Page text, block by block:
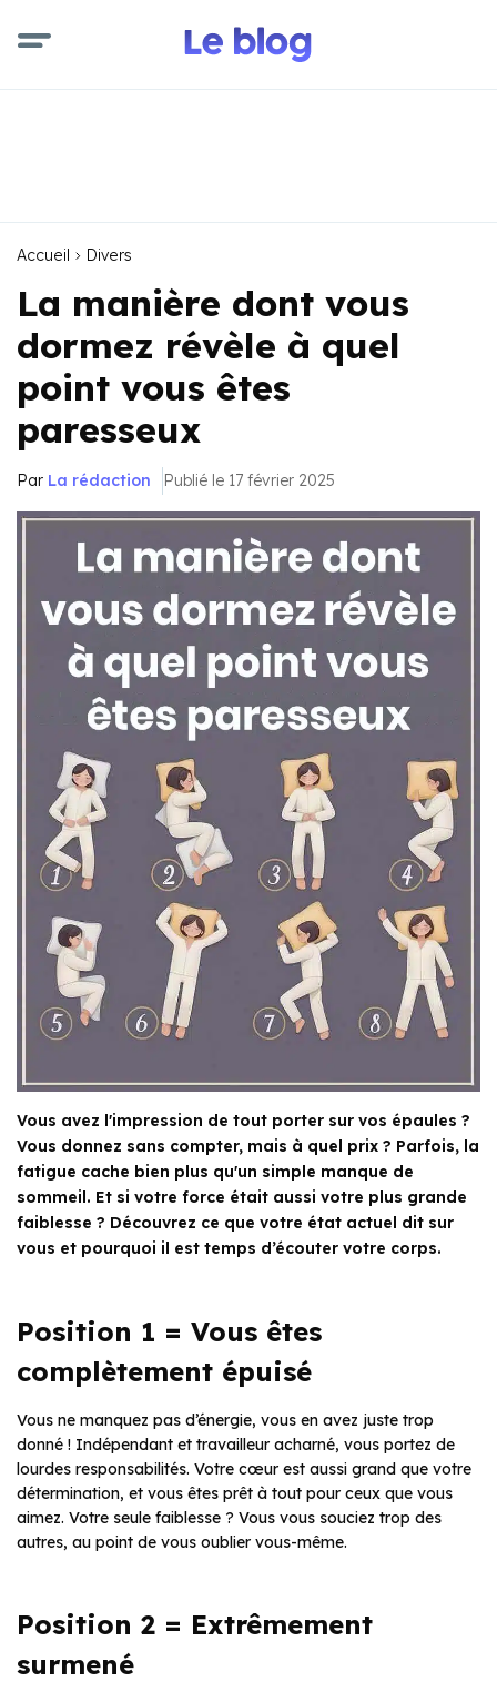
Accueil Divers
La manière dont vous
dormez révèle à quel
point vous êtes
paresseux
Par La rédaction Publié le 17 février 2025
Vous avez l'impression de tout porter sur vos épaules ?
Vous donnez sans compter, mais à quel prix ? Parfois, la
fatigue cache bien plus qu'un simple manque de
sommeil. Et si votre force était aussi votre plus grande
faiblesse ? Découvrez ce que votre état actuel dit sur
vous et pourquoi il est temps d’écouter votre corps.
Position 1 = Vous êtes
complètement épuisé
Vous ne manquez pas d’énergie, vous en avez juste trop
donné ! Indépendant et travailleur acharné, vous portez de
lourdes responsabilités. Votre cœur est aussi grand que votre
détermination, et vous êtes prêt à tout pour ceux que vous
aimez. Votre seule faiblesse ? Vous vous souciez trop des
autres, au point de vous oublier vous-même.
Position 2 = Extrêmement
surmené